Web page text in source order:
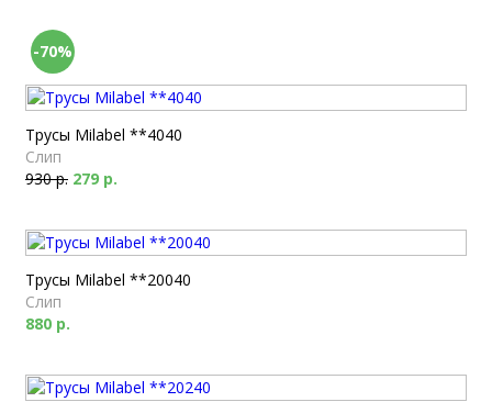
-70%
Трусы Milabel **4040
Слип
930 р. 279 р.
Трусы Milabel **20040
Слип
880 р.